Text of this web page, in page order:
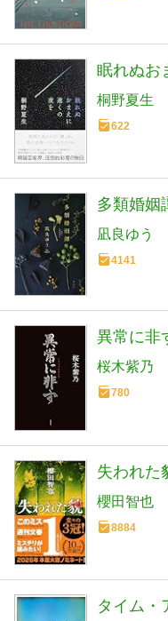
眠れぬお
桐野夏生
622
多類婚姻
凪良ゆう
4141
異常に非
桜木紫乃
780
失われた
櫻田智也
8884
タイム・